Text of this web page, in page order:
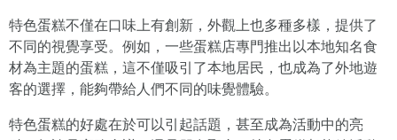
特色蛋糕不僅在口味上有創新，外觀上也多種多樣，提供了
不同的視覺享受。例如，一些蛋糕店專門推出以本地知名食
材為主題的蛋糕，這不僅吸引了本地居民，也成為了外地遊
客的選擇，能夠帶給人們不同的味覺體驗。
特色蛋糕的好處在於可以引起話題，甚至成為活動中的亮